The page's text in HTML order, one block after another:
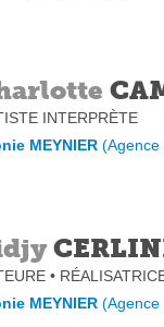
INTERPRÈTE
MEYNIER(Agence
•
MEYNIER(Agence